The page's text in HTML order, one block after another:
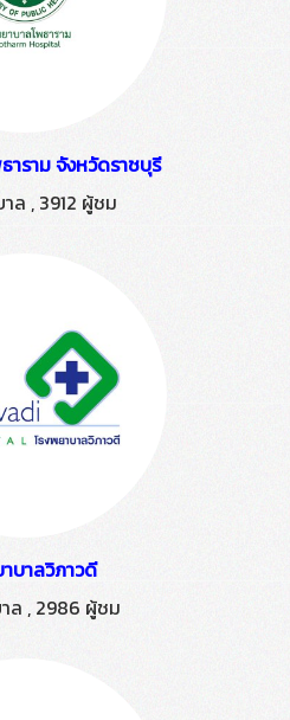
าราม จังหวัดราชบุรี
ล , 3912 ผู้ชม
บาลวิภาวดี
ล , 2986 ผู้ชม